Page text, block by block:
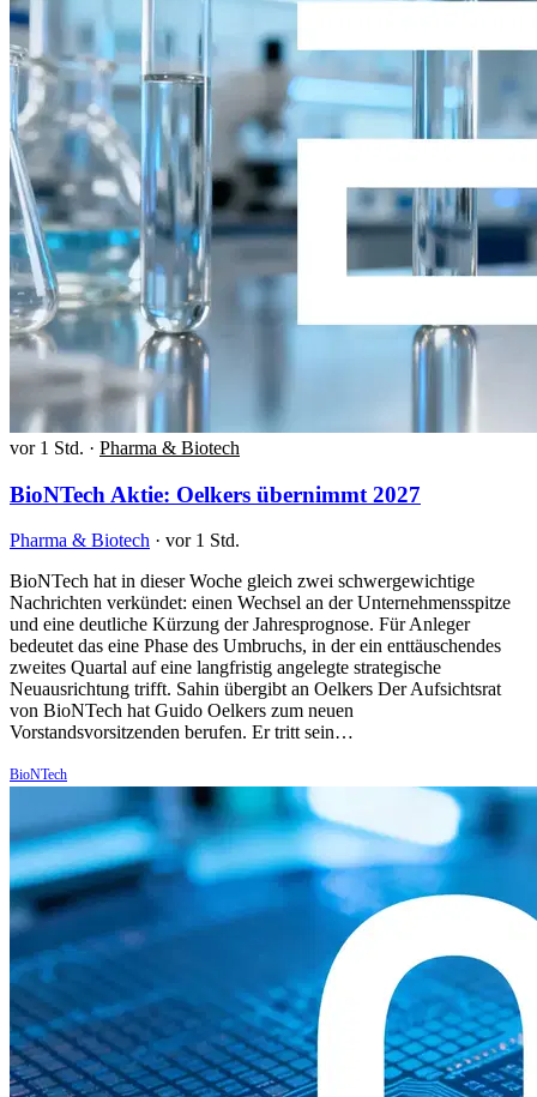
vor 1 Std. · Pharma & Biotech
BioNTech Aktie: Oelkers übernimmt 2027
Pharma & Biotech · vor 1 Std.
BioNTech hat in dieser Woche gleich zwei schwergewichtige
Nachrichten verkündet: einen Wechsel an der Unternehmensspitze
und eine deutliche Kürzung der Jahresprognose. Für Anleger
bedeutet das eine Phase des Umbruchs, in der ein enttäuschendes
zweites Quartal auf eine langfristig angelegte strategische
Neuausrichtung trifft. Sahin übergibt an Oelkers Der Aufsichtsrat
von BioNTech hat Guido Oelkers zum neuen
Vorstandsvorsitzenden berufen. Er tritt sein…
BioNTech